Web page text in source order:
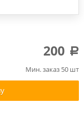
Мин. заказ 50 шт
200 a